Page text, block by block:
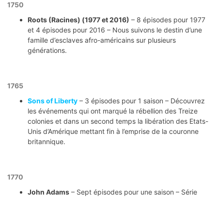
1750
Roots (Racines) (1977 et 2016) – 8 épisodes pour 1977
et 4 épisodes pour 2016 – Nous suivons le destin d’une
famille d’esclaves afro-américains sur plusieurs
générations.
1765
Sons of Liberty – 3 épisodes pour 1 saison – Découvrez
les événements qui ont marqué la rébellion des Treize
colonies et dans un second temps la libération des Etats-
Unis d’Amérique mettant fin à l’emprise de la couronne
britannique.
1770
John Adams – Sept épisodes pour une saison – Série